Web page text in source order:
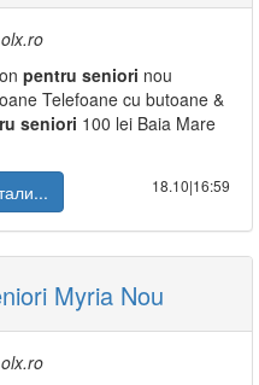
pentru seniori nou
Telefoane cu butoane &
seniori 100 lei Baia Mare
18.10|16:59
Myria Nou